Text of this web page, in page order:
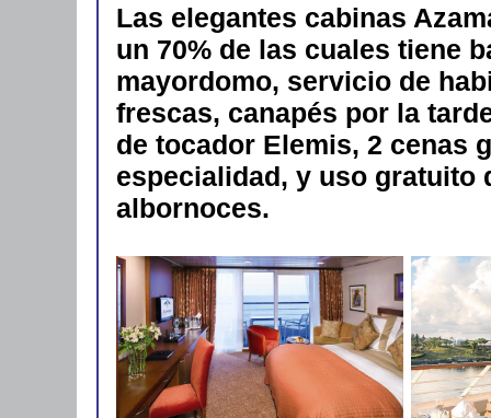
Las elegantes cabinas
un 70% de las cuales tiene
mayordomo, servicio de
frescas, canapés por la
de tocador Elemis, 2 cenas
especialidad, y uso gratuito
albornoces.